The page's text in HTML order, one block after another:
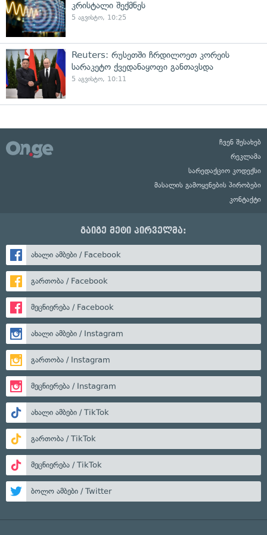
კრისტალი შექმნეს
5 აგვისტო, 10:25
Reuters: რუსეთში ჩრდილოეთ კორეის
სარაკეტო ქვედანაყოფი განთავსდა
5 აგვისტო, 10:11
ჩვენ შესახებ
რეკლამა
სარედაქციო კოდექსი
მასალის გამოყენების პირობები
კონტაქტი
გაიგე მეტი პირველმა:
ახალი ამბები / Facebook
გართობა / Facebook
მეცნიერება / Facebook
ახალი ამბები / Instagram
გართობა / Instagram
მეცნიერება / Instagram
ახალი ამბები / TikTok
გართობა / TikTok
მეცნიერება / TikTok
ბოლო ამბები / Twitter